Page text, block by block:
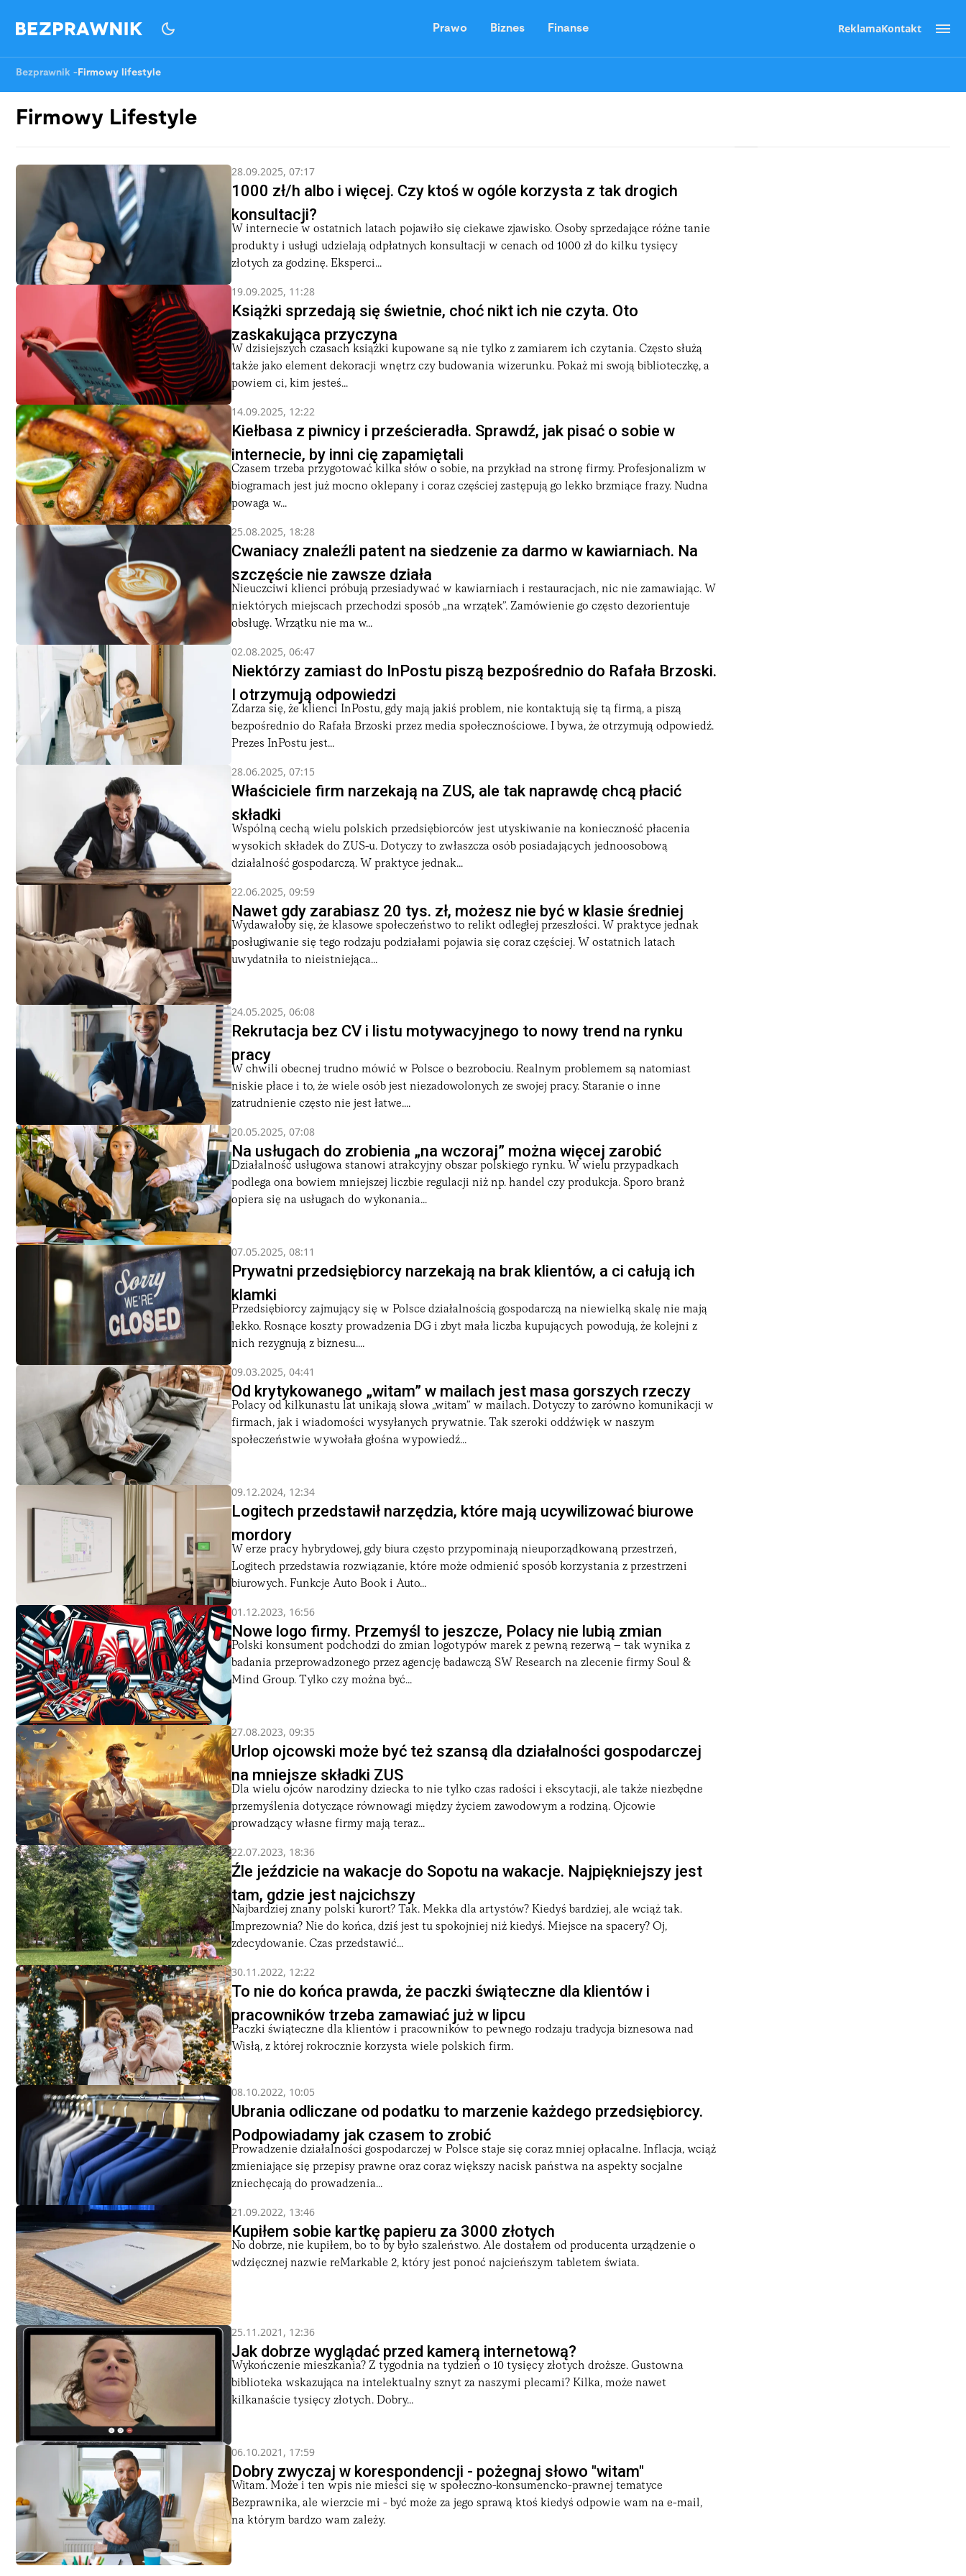
Prawo Biznes Finanse ReklamaKontakt
Bezprawnik - Firmowy lifestyle
Firmowy Lifestyle
28.09.2025, 07:17
1000 zł/h albo i więcej. Czy ktoś w ogóle korzysta z tak drogich
konsultacji?
W internecie w ostatnich latach pojawiło się ciekawe zjawisko. Osoby sprzedające różne tanie
produkty i usługi udzielają odpłatnych konsultacji w cenach od 1000 zł do kilku tysięcy
złotych za godzinę. Eksperci...
19.09.2025, 11:28
Książki sprzedają się świetnie, choć nikt ich nie czyta. Oto
zaskakująca przyczyna
W dzisiejszych czasach książki kupowane są nie tylko z zamiarem ich czytania. Często służą
także jako element dekoracji wnętrz czy budowania wizerunku. Pokaż mi swoją biblioteczkę, a
powiem ci, kim jesteś...
14.09.2025, 12:22
Kiełbasa z piwnicy i prześcieradła. Sprawdź, jak pisać o sobie w
internecie, by inni cię zapamiętali
Czasem trzeba przygotować kilka słów o sobie, na przykład na stronę firmy. Profesjonalizm w
biogramach jest już mocno oklepany i coraz częściej zastępują go lekko brzmiące frazy. Nudna
powaga w...
25.08.2025, 18:28
Cwaniacy znaleźli patent na siedzenie za darmo w kawiarniach. Na
szczęście nie zawsze działa
Nieuczciwi klienci próbują przesiadywać w kawiarniach i restauracjach, nic nie zamawiając. W
niektórych miejscach przechodzi sposób „na wrzątek”. Zamówienie go często dezorientuje
obsługę. Wrzątku nie ma w...
02.08.2025, 06:47
Niektórzy zamiast do InPostu piszą bezpośrednio do Rafała Brzoski.
I otrzymują odpowiedzi
Zdarza się, że klienci InPostu, gdy mają jakiś problem, nie kontaktują się tą firmą, a piszą
bezpośrednio do Rafała Brzoski przez media społecznościowe. I bywa, że otrzymują odpowiedź.
Prezes InPostu jest...
28.06.2025, 07:15
Właściciele firm narzekają na ZUS, ale tak naprawdę chcą płacić
składki
Wspólną cechą wielu polskich przedsiębiorców jest utyskiwanie na konieczność płacenia
wysokich składek do ZUS-u. Dotyczy to zwłaszcza osób posiadających jednoosobową
działalność gospodarczą. W praktyce jednak...
22.06.2025, 09:59
Nawet gdy zarabiasz 20 tys. zł, możesz nie być w klasie średniej
Wydawałoby się, że klasowe społeczeństwo to relikt odległej przeszłości. W praktyce jednak
posługiwanie się tego rodzaju podziałami pojawia się coraz częściej. W ostatnich latach
uwydatniła to nieistniejąca...
24.05.2025, 06:08
Rekrutacja bez CV i listu motywacyjnego to nowy trend na rynku
pracy
W chwili obecnej trudno mówić w Polsce o bezrobociu. Realnym problemem są natomiast
niskie płace i to, że wiele osób jest niezadowolonych ze swojej pracy. Staranie o inne
zatrudnienie często nie jest łatwe....
20.05.2025, 07:08
Na usługach do zrobienia „na wczoraj” można więcej zarobić
Działalność usługowa stanowi atrakcyjny obszar polskiego rynku. W wielu przypadkach
podlega ona bowiem mniejszej liczbie regulacji niż np. handel czy produkcja. Sporo branż
opiera się na usługach do wykonania...
07.05.2025, 08:11
Prywatni przedsiębiorcy narzekają na brak klientów, a ci całują ich
klamki
Przedsiębiorcy zajmujący się w Polsce działalnością gospodarczą na niewielką skalę nie mają
lekko. Rosnące koszty prowadzenia DG i zbyt mała liczba kupujących powodują, że kolejni z
nich rezygnują z biznesu....
09.03.2025, 04:41
Od krytykowanego „witam” w mailach jest masa gorszych rzeczy
Polacy od kilkunastu lat unikają słowa „witam” w mailach. Dotyczy to zarówno komunikacji w
firmach, jak i wiadomości wysyłanych prywatnie. Tak szeroki oddźwięk w naszym
społeczeństwie wywołała głośna wypowiedź...
09.12.2024, 12:34
Logitech przedstawił narzędzia, które mają ucywilizować biurowe
mordory
W erze pracy hybrydowej, gdy biura często przypominają nieuporządkowaną przestrzeń,
Logitech przedstawia rozwiązanie, które może odmienić sposób korzystania z przestrzeni
biurowych. Funkcje Auto Book i Auto...
01.12.2023, 16:56
Nowe logo firmy. Przemyśl to jeszcze, Polacy nie lubią zmian
Polski konsument podchodzi do zmian logotypów marek z pewną rezerwą – tak wynika z
badania przeprowadzonego przez agencję badawczą SW Research na zlecenie firmy Soul &
Mind Group. Tylko czy można być...
27.08.2023, 09:35
Urlop ojcowski może być też szansą dla działalności gospodarczej
na mniejsze składki ZUS
Dla wielu ojców narodziny dziecka to nie tylko czas radości i ekscytacji, ale także niezbędne
przemyślenia dotyczące równowagi między życiem zawodowym a rodziną. Ojcowie
prowadzący własne firmy mają teraz...
22.07.2023, 18:36
Źle jeździcie na wakacje do Sopotu na wakacje. Najpiękniejszy jest
tam, gdzie jest najcichszy
Najbardziej znany polski kurort? Tak. Mekka dla artystów? Kiedyś bardziej, ale wciąż tak.
Imprezownia? Nie do końca, dziś jest tu spokojniej niż kiedyś. Miejsce na spacery? Oj,
zdecydowanie. Czas przedstawić...
30.11.2022, 12:22
To nie do końca prawda, że paczki świąteczne dla klientów i
pracowników trzeba zamawiać już w lipcu
Paczki świąteczne dla klientów i pracowników to pewnego rodzaju tradycja biznesowa nad
Wisłą, z której rokrocznie korzysta wiele polskich firm.
08.10.2022, 10:05
Ubrania odliczane od podatku to marzenie każdego przedsiębiorcy.
Podpowiadamy jak czasem to zrobić
Prowadzenie działalności gospodarczej w Polsce staje się coraz mniej opłacalne. Inflacja, wciąż
zmieniające się przepisy prawne oraz coraz większy nacisk państwa na aspekty socjalne
zniechęcają do prowadzenia...
21.09.2022, 13:46
Kupiłem sobie kartkę papieru za 3000 złotych
No dobrze, nie kupiłem, bo to by było szaleństwo. Ale dostałem od producenta urządzenie o
wdzięcznej nazwie reMarkable 2, który jest ponoć najcieńszym tabletem świata.
25.11.2021, 12:36
Jak dobrze wyglądać przed kamerą internetową?
Wykończenie mieszkania? Z tygodnia na tydzień o 10 tysięcy złotych droższe. Gustowna
biblioteka wskazująca na intelektualny sznyt za naszymi plecami? Kilka, może nawet
kilkanaście tysięcy złotych. Dobry...
06.10.2021, 17:59
Dobry zwyczaj w korespondencji - pożegnaj słowo "witam"
Witam. Może i ten wpis nie mieści się w społeczno-konsumencko-prawnej tematyce
Bezprawnika, ale wierzcie mi - być może za jego sprawą ktoś kiedyś odpowie wam na e-mail,
na którym bardzo wam zależy.